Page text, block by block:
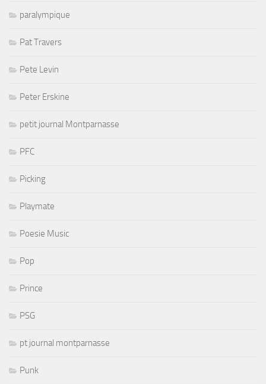
paralympique
Pat Travers
Pete Levin
Peter Erskine
petit journal Montparnasse
PFC
Picking
Playmate
Poesie Music
Pop
Prince
PSG
pt journal montparnasse
Punk